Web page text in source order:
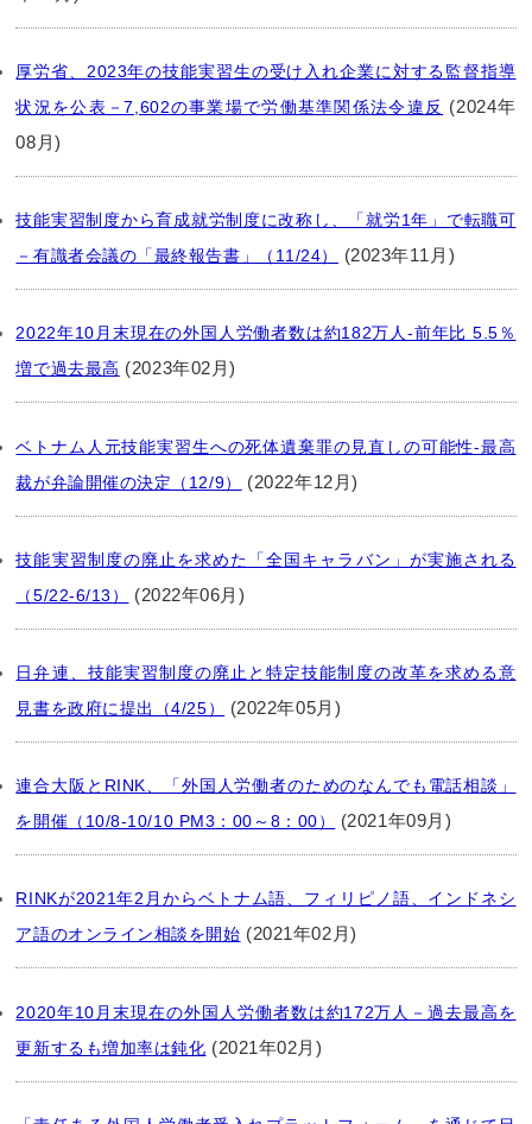
厚労省、2023年の技能実習生の受け入れ企業に対する監督指導
状況を公表－7,602の事業場で労働基準関係法令違反 (2024年
08月)
技能実習制度から育成就労制度に改称し、「就労1年」で転職可
－有識者会議の「最終報告書」（11/24）
(2023年11月)
2022年10月末現在の外国人労働者数は約182万人‐前年比 5.5％
増で過去最高 (2023年02月)
ベトナム人元技能実習生への死体遺棄罪の見直しの可能性‐最高
裁が弁論開催の決定（12/9）
(2022年12月)
技能実習制度の廃止を求めた「全国キャラバン」が実施される
（5/22‐6/13）
(2022年06月)
日弁連、技能実習制度の廃止と特定技能制度の改革を求める意
見書を政府に提出（4/25）
(2022年05月)
連合大阪とRINK、「外国人労働者のためのなんでも電話相談」
を開催（10/8-10/10 PM3：00～8：00）
(2021年09月)
RINKが2021年2月からベトナム語、フィリピノ語、インドネシ
ア語のオンライン相談を開始 (2021年02月)
2020年10月末現在の外国人労働者数は約172万人－過去最高を
更新するも増加率は鈍化 (2021年02月)